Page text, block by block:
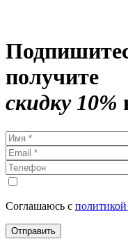
получите
скидку 10%
Соглашаюсь с